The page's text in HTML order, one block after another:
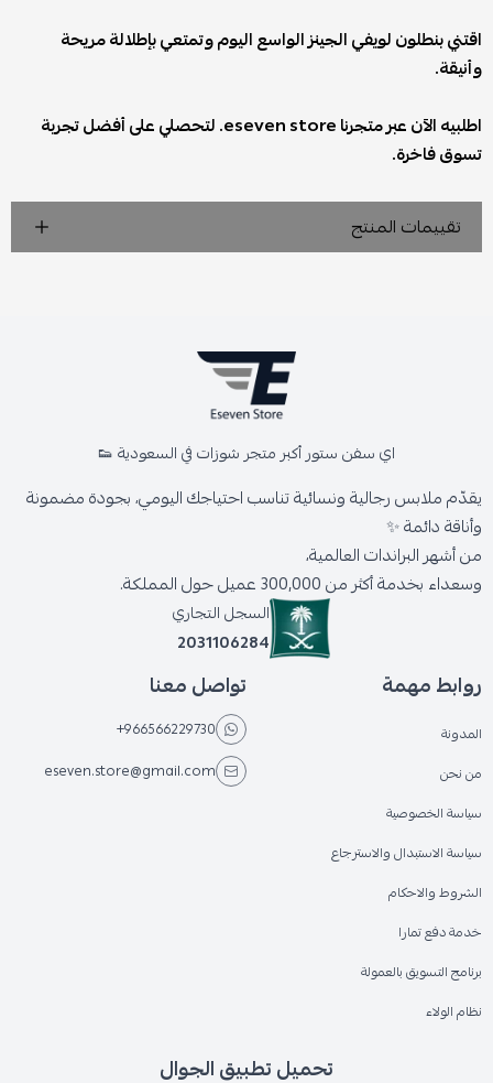
اقتني بنطلون لويفي الجينز الواسع اليوم وتمتعي بإطلالة مريحة
وأنيقة.
اطلبيه الآن عبر متجرنا eseven store. لتحصلي على أفضل تجربة
تسوق فاخرة.
تقييمات المنتج
اي سفن ستور أكبر متجر شوزات في السعودية 👟
يقدّم ملابس رجالية ونسائية تناسب احتياجك اليومي، بجودة مضمونة
وأناقة دائمة ✨
من أشهر البراندات العالمية،
وسعداء بخدمة أكثر من 300,000 عميل حول المملكة.
السجل التجاري
2031106284
روابط مهمة
المدونة
من نحن
سياسة الخصوصية
سياسة الاستبدال والاسترجاع
الشروط والاحكام
خدمة دفع تمارا
برنامج التسويق بالعمولة
نظام الولاء
تواصل معنا
+966566229730
eseven.store@gmail.com
تحميل تطبيق الجوال